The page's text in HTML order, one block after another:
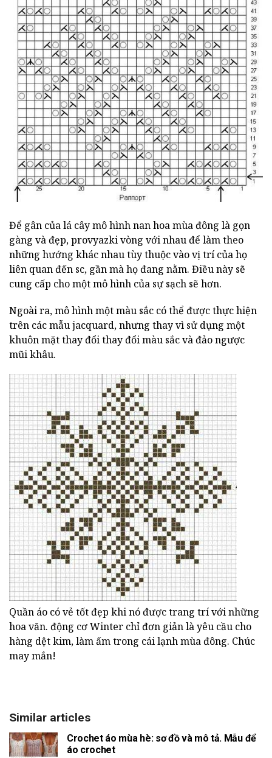
Để gân của lá cây mô hình nan hoa mùa đông là gọn
gàng và đẹp, provyazki vòng với nhau để làm theo
những hướng khác nhau tùy thuộc vào vị trí của họ
liên quan đến sc, gần mà họ đang nằm. Điều này sẽ
cung cấp cho một mô hình của sự sạch sẽ hơn.
Ngoài ra, mô hình một màu sắc có thể được thực hiện
trên các mẫu jacquard, nhưng thay vì sử dụng một
khuôn mặt thay đổi thay đổi màu sắc và đảo ngược
mũi khâu.
Quần áo có vẻ tốt đẹp khi nó được trang trí với những
hoa văn. động cơ Winter chỉ đơn giản là yêu cầu cho
hàng dệt kim, làm ấm trong cái lạnh mùa đông. Chúc
may mắn!
Similar articles
Crochet áo mùa hè: sơ đồ và mô tả. Mẫu để
áo crochet